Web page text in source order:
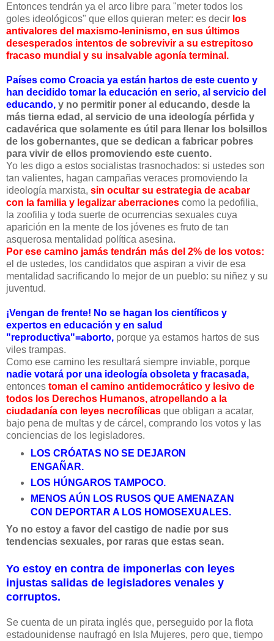
Entonces tendrán ya el arco libre para "meter todos los
goles ideológicos" que ellos quieran meter: es decir los
antivalores del maxismo-leninismo, en sus últimos
desesperados intentos de sobrevivir a su estrepitoso
fracaso mundial y su insalvable agonía terminal.
Países como Croacia ya están hartos de este cuento y
han decidido tomar la educación en serio, al servicio del
educando, y no permitir poner al educando, desde la
más tierna edad, al servicio de una ideología pérfida y
cadavérica que solamente es útil para llenar los bolsillos
de los gobernantes, que se dedican a fabricar pobres
para vivir de ellos promoviendo este cuento.
Yo les digo a estos socialistas trasnochados: si ustedes son
tan valientes, hagan campañas veraces promoviendo la
ideología marxista, sin ocultar su estrategia de acabar
con la familia y legalizar aberraciones como la pedofilia,
la zoofilia y toda suerte de ocurrencias sexuales cuya
aparición en la mente de los jóvenes es fruto de tan
asquerosa mentalidad política asesina.
Por ese camino jamás tendrán más del 2% de los votos:
el de ustedes, los candidatos que aspiran a vivir de esa
mentalidad sacrificando lo mejor de un pueblo: su niñez y su
juventud.
¡Vengan de frente! No se hagan los científicos y
expertos en educación y en salud
"reproductiva"=aborto, porque ya estamos hartos de sus
viles trampas.
Como ese camino les resultará siempre inviable, porque
nadie votará por una ideología obsoleta y fracasada,
entonces toman el camino antidemocrático y lesivo de
todos los Derechos Humanos, atropellando a la
ciudadanía con leyes necrofílicas que obligan a acatar,
bajo pena de multas y de cárcel, comprando los votos y las
conciencias de los legisladores.
LOS CRÓATAS NO SE DEJARON
ENGAÑAR.
LOS HÚNGAROS TAMPOCO.
MENOS AÚN LOS RUSOS QUE AMENAZAN
CON DEPORTAR A LOS HOMOSEXUALES.
Yo no estoy a favor del castigo de nadie por sus
tendencias sexuales, por raras que estas sean.
Yo estoy en contra de imponerlas con leyes
injustas salidas de legisladores venales y
corruptos.
Se cuenta de un pirata inglés que, perseguido por la flota
estadounidense naufragó en Isla Mujeres, pero que, tiempo